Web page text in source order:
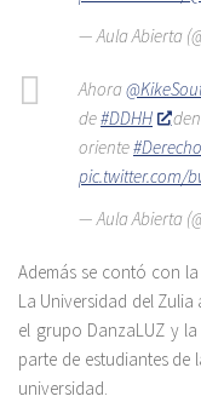
— Aula Abierta
Ahora
de#DDHH
oriente
pic.twitter.com/
— Aula Abierta
Además se contó con
La Universidad del
el grupo DanzaLUZ y
parte de estudiantes de
universidad.